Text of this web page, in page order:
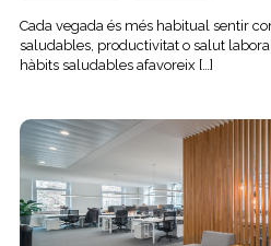
Cada vegada és més habitual sentir
saludables, productivitat o salut
hàbits saludables afavoreix […]